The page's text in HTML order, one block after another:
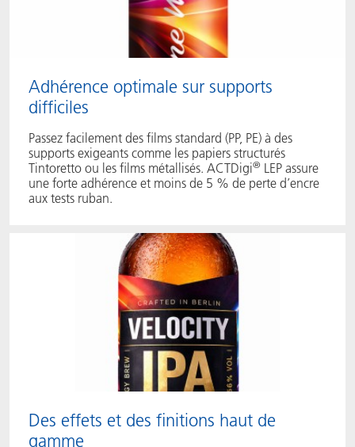
Adhérence optimale sur supports
difficiles
Passez facilement des films standard (PP, PE) à des
supports exigeants comme les papiers structurés
Tintoretto ou les films métallisés. ACTDigi® LEP assure
une forte adhérence et moins de 5 % de perte d’encre
aux tests ruban.
Des effets et des finitions haut de
gamme